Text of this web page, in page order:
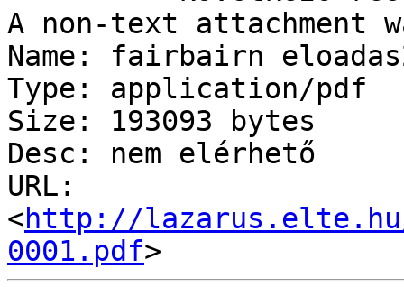
A non-text attachment
Name: fairbairn
Type: application/pdf
Size: 193093 bytes
Desc: nem elérhető
URL:
<http://lazarus.elte.hu/
0001.pdf